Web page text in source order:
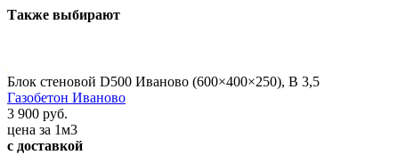
Также выбирают
Блок стеновой D500 Иваново (600×400×250), В 3,5
Газобетон Иваново
3 900 руб.
цена за 1м3
с доставкой